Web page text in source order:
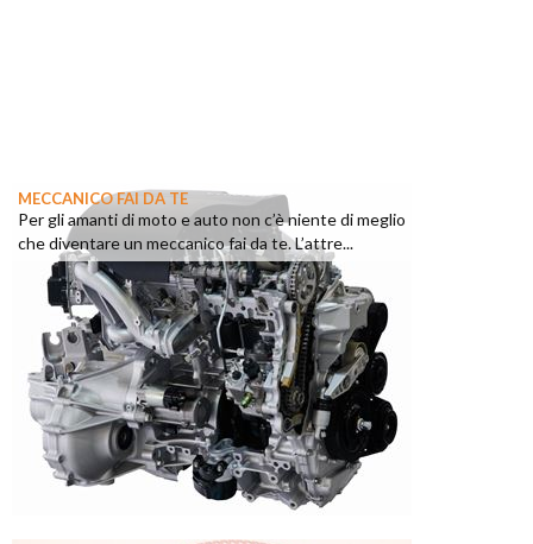
MECCANICO FAI DA TE
Per gli amanti di moto e auto non c’è niente di meglio
che diventare un meccanico fai da te. L’attre...